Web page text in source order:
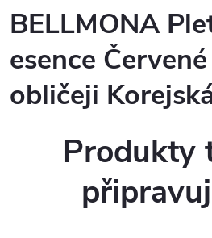
BELLMONA
esence
obličeji
Produkty